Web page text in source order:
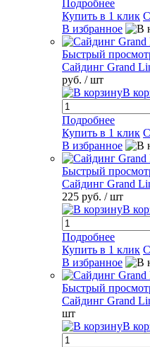
Подробнее
Купить в 1 клик
В избранное
Быстрый
Сайдинг Grand
руб. / шт
В
Подробнее
Купить в 1 клик
В избранное
Быстрый
Сайдинг Grand
225 руб. / шт
В
Подробнее
Купить в 1 клик
В избранное
Быстрый
Сайдинг Grand
шт
В